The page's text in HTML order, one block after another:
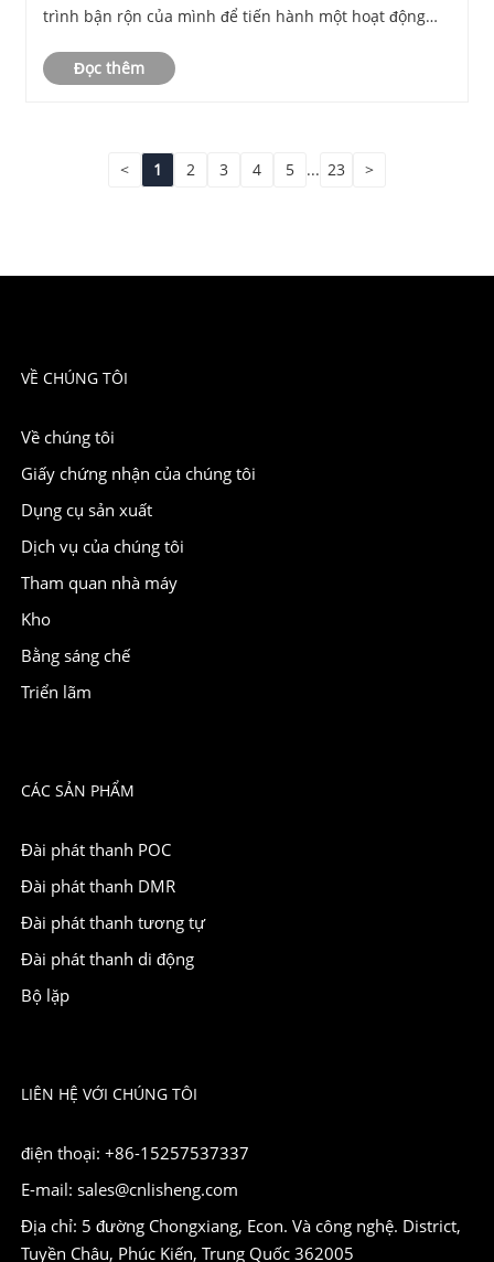
trình bận rộn của mình để tiến hành một hoạt động
qua sự hoàn thiện bản thân; Đoàn kết sức ......
Đọc thêm
< 1 2 3 4 5 ... 23 >
VỀ CHÚNG TÔI
Về chúng tôi
Giấy chứng nhận của chúng tôi
Dụng cụ sản xuất
Dịch vụ của chúng tôi
Tham quan nhà máy
Kho
Bằng sáng chế
Triển lãm
CÁC SẢN PHẨM
Đài phát thanh POC
Đài phát thanh DMR
Đài phát thanh tương tự
Đài phát thanh di động
Bộ lặp
LIÊN HỆ VỚI CHÚNG TÔI
điện thoại: +86-15257537337
E-mail: sales@cnlisheng.com
Địa chỉ: 5 đường Chongxiang, Econ. Và công nghệ. District,
Tuyền Châu, Phúc Kiến, Trung Quốc 362005